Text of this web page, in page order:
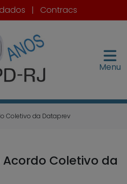
| Contracs
Menu
Coletivo da Dataprev
Acordo Coletivo da